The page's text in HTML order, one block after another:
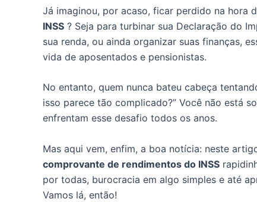
Já imaginou, por acaso, ficar perdido na hora
INSS ? Seja para turbinar sua Declaração do
sua renda, ou ainda organizar suas finanças,
vida de aposentados e pensionistas.
No entanto, quem nunca bateu cabeça
isso parece tão complicado?” Você não está
enfrentam esse desafio todos os anos.
Mas aqui vem, enfim, a boa notícia: neste
comprovante de rendimentos do INSS
por todas, burocracia em algo simples e até
Vamos lá, então!